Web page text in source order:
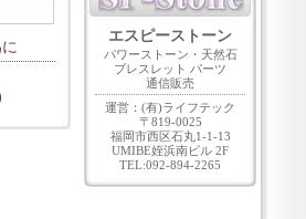
エスピーストーン
パワーストーン・天然石
ブレスレット パーツ
通信販売
運営：(有)ライフテック
〒819-0025
福岡市西区石丸1-1-13
UMIBE姪浜南ビル 2F
TEL:092-894-2265